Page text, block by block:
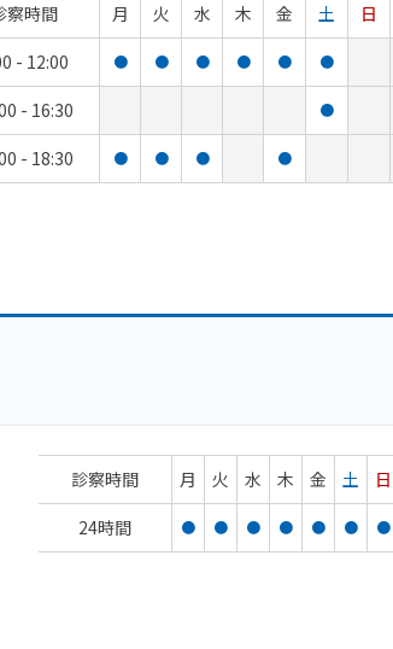
察時間 月 火 水 木 金 土
日
- 12:00
● ● ● ● ● ●
- 16:30 ●
- 18:30 ● ● ● ●
診察時間 月 火 水 木 金 土
日
24時間
● ● ● ● ● ● ●